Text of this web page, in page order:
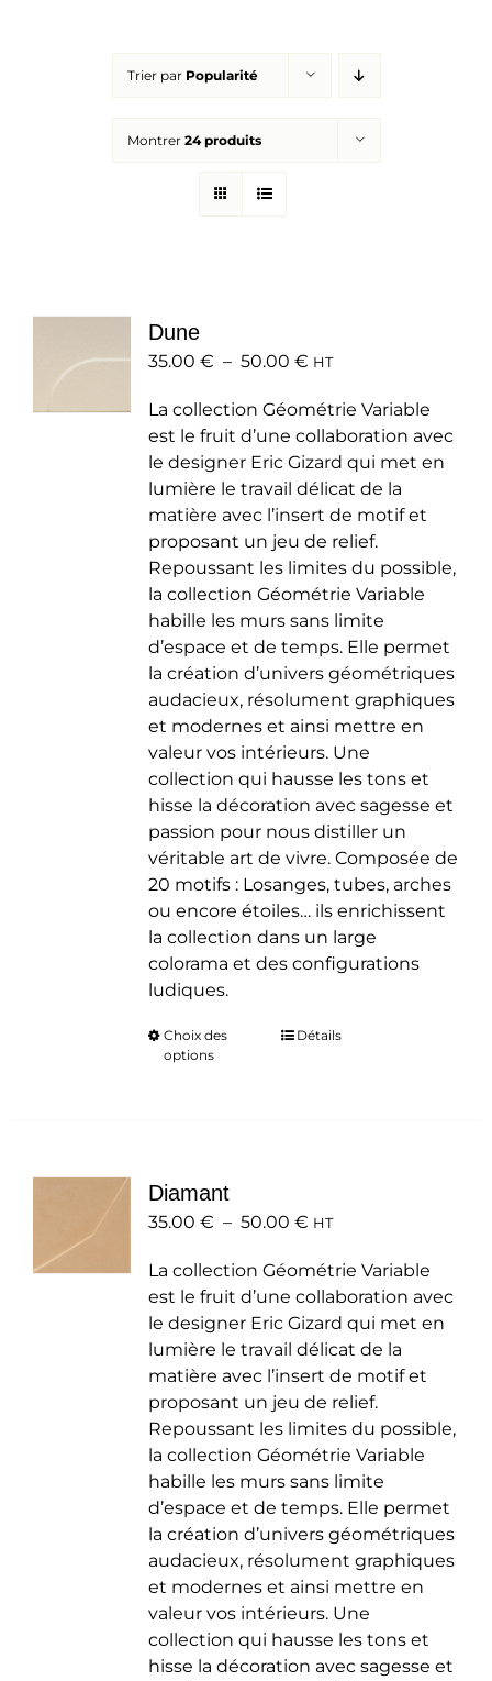
Trier par Popularité
Montrer 24 produits
Dune
35.00 € – 50.00 €Plage
prix :
35.00 €
à
50.00 €
HT
La collection Géométrie Variable
est le fruit d’une collaboration avec
le designer Eric Gizard qui met en
lumière le travail délicat de la
matière avec l’insert de motif et
proposant un jeu de relief.
Repoussant les limites du possible,
la collection Géométrie Variable
habille les murs sans limite
d’espace et de temps. Elle permet
la création d’univers géométriques
audacieux, résolument graphiques
et modernes et ainsi mettre en
valeur vos intérieurs. Une
collection qui hausse les tons et
hisse la décoration avec sagesse et
passion pour nous distiller un
véritable art de vivre. Composée de
20 motifs : Losanges, tubes, arches
ou encore étoiles… ils enrichissent
la collection dans un large
colorama et des configurations
ludiques.
Choix des
options
Ce
peuvent
choisies
sur
la
page
du
produit
Détails
Diamant
35.00 € – 50.00 €Plage
prix :
35.00 €
à
50.00 €
HT
La collection Géométrie Variable
est le fruit d’une collaboration avec
le designer Eric Gizard qui met en
lumière le travail délicat de la
matière avec l’insert de motif et
proposant un jeu de relief.
Repoussant les limites du possible,
la collection Géométrie Variable
habille les murs sans limite
d’espace et de temps. Elle permet
la création d’univers géométriques
audacieux, résolument graphiques
et modernes et ainsi mettre en
valeur vos intérieurs. Une
collection qui hausse les tons et
hisse la décoration avec sagesse et